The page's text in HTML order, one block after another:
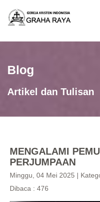
Blog
Artikel dan Tulisan
MENGALAMI
PERJUMPAAN
Minggu, 04 Mei 2025 |
Dibaca : 476